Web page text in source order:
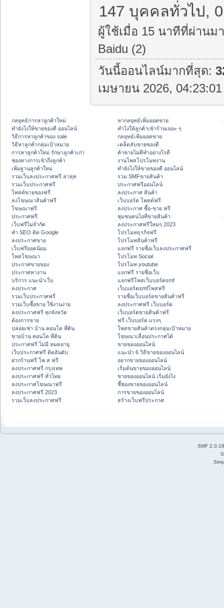
147 บุคคลทั่วไป,
ผู้ใช้เมื่อ 15 นาทีที่ผ่านม
Baidu (2)
วันนี้ออนไลน์มากที่สุด:
เมษายน 2026,
กลยุทธ์การหาลูกค้าใหม่
ทํายังไงให้ขายของดี ออนไลน์
วิธีการหาลูกค้าของ sale
วิธีหาลูกค้ากลุ่มเป้าหมาย
การหาลูกค้าใหม่ รักษาลูกค้าเก่า
ช่องทางการเข้าถึงลูกค้า
เพิ่มฐานลูกค้าใหม่
รวมเว็บลงประกาศฟรี ล่าสุด
รวมเว็บประกาศฟรี
โพสต์ขายของฟรี
ลงโฆษณาสินค้าฟรี
โฆษณาฟรี
ประกาศฟรี
เว็บฟรีไม่จำกัด
ทำ SEO ติด Google
ลงประกาศขาย
เว็บฟรียอดนิยม
โพสโฆษณา
ประกาศขายของ
ประกาศหางาน
บริการ แนะนำเว็บ
ลงประกาศ
รวมเว็บประกาศฟรี
รวมเว็บซื้อขาย ใช้งานง่าย
ลงประกาศฟรี ทุกจังหวัด
ต้องการขาย
ปล่อยเช่า บ้าน คอนโด ที่ดิน
ขายบ้าน คอนโด ที่ดิน
ประกาศฟรี ไม่มี หมดอายุ
เว็บประกาศฟรี ติดอันดับ
ฝากร้านฟรี โพ ส ฟรี
ลงประกาศฟรี กรุงเทพ
ลงประกาศฟรี ทั่วไทย
ลงประกาศโฆษณาฟรี
ลงประกาศฟรี 2023
รวมเว็บลงประกาศฟรี
หากลยุทธ์เพิ่มยอดขาย
ทําไงให้ลูกค้าเข้าร้านเยอะ ๆ
กลยุทธ์เพิ่มยอดขาย
เคล็ดลับขายของดี
ค้าขายไม่ดีทำอย่างไรดี
งานโพสโปรโมทงาน
ทํายังไงให้ขายของดี ออนไลน์
รวม SMFขายสินค้า
ประกาศฟรีออนไลน์
ลงประกาศ สินค้า
เว็บบอร์ด โพสต์ฟรี
ลงประกาศ ซื้อ-ขาย ฟรี
ชุมชนคนไอทีขายสินค้า
ลงประกาศฟรีใหม่ๆ 2023
โปรโมทธุรกิจฟรี
โปรโมทสินค้าฟรี
แจกฟรี รายชื่อเว็บลงประกาศฟรี
โปรโมท Social
โปรโมท youtube
แจกฟรี รายชื่อเว็บ
แจกฟรีโพสเว็บบอร์ดsmf
เว็บบอร์ดsmfโพสฟรี
รายชื่อเว็บบอร์ดขายสินค้าฟรี
ลงประกาศฟรี เว็บบอร์ด
เว็บบอร์ดขายสินค้าฟรี
ฟรี เว็บบอร์ด แรงๆ
โพสขายสินค้าตรงกลุ่มเป้าหมาย
โฆษณาเลื่อนประกาศได้
ขายของออนไลน์
แนะนำ 6 วิธีขายของออนไลน์
อยากขายของออนไลน์
เริ่มต้นขายของออนไลน์
ขายของออนไลน์ เริ่มยังไง
ชี้ช่องขายของออนไลน์
การขายของออนไลน์
สร้างเว็บฟรีประกาศ
SMF 2.0.18